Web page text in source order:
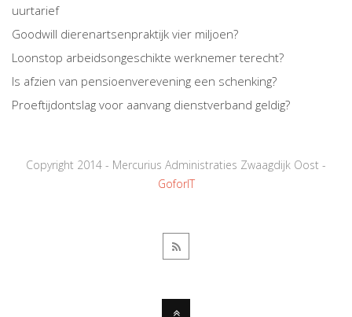
uurtarief
Goodwill dierenartsenpraktijk vier miljoen?
Loonstop arbeidsongeschikte werknemer terecht?
Is afzien van pensioenverevening een schenking?
Proeftijdontslag voor aanvang dienstverband geldig?
Copyright 2014 - Mercurius Administraties Zwaagdijk Oost -
GoforIT